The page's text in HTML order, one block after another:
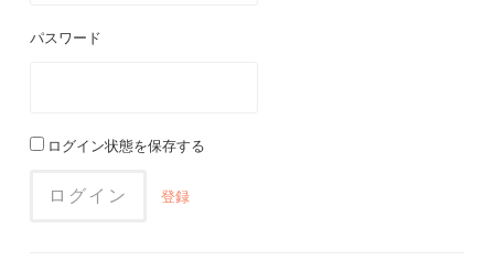
パスワード
ログイン状態を保存する
登録